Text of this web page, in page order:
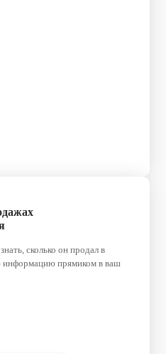
сколько он продал в
информацию прямиком в ваш